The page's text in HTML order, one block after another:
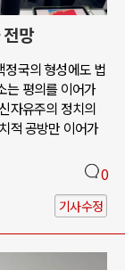
망
정국의 형성에도 법
는 평의를 이어가
자유주의 정치의
적 공방만 이어가
0
기사수정